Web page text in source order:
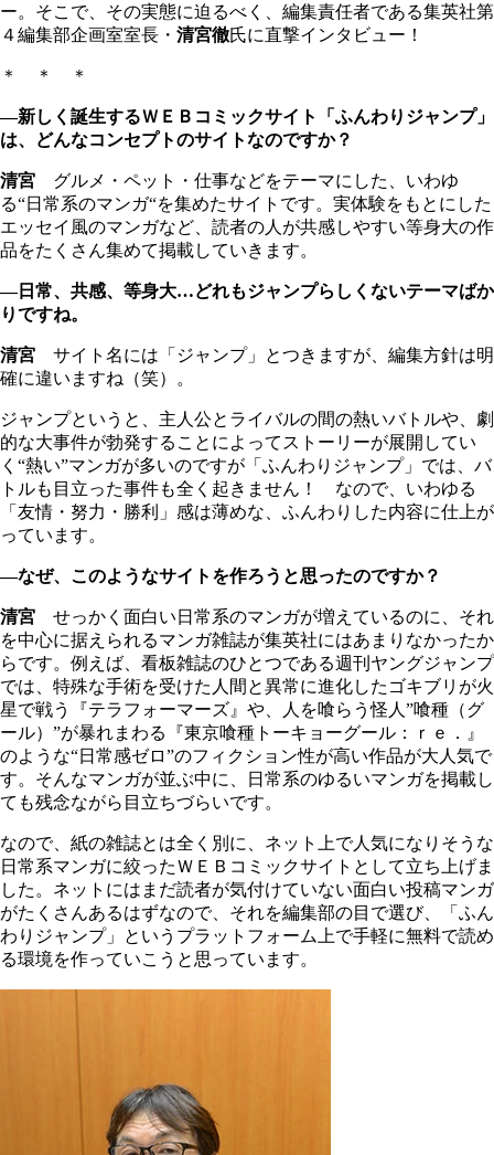
ー。そこで、その実態に迫るべく、編集責任者である集英社第
４編集部企画室室長・ 清宮徹氏に直撃インタビュー！
＊ ＊ ＊
―新しく誕生するＷＥＢコミックサイト「ふんわりジャンプ」
は、どんなコンセプトのサイトなのですか？
清宮 グルメ・ペット・仕事などをテーマにした、いわゆ
る“日常系のマンガ“を集めたサイトです。実体験をもとにした
エッセイ風のマンガなど、読者の人が共感しやすい等身大の作
品をたくさん集めて掲載していきます。
―日常、共感、等身大…どれもジャンプらしくないテーマばか
りですね。
清宮 サイト名には「ジャンプ」とつきますが、編集方針は明
確に違いますね（笑）。
ジャンプというと、主人公とライバルの間の熱いバトルや、劇
的な大事件が勃発することによってストーリーが展開してい
く“熱い”マンガが多いのですが「ふんわりジャンプ」では、バ
トルも目立った事件も全く起きません！ なので、いわゆる
「友情・努力・勝利」感は薄めな、ふんわりした内容に仕上が
っています。
―なぜ、このようなサイトを作ろうと思ったのですか？
清宮 せっかく面白い日常系のマンガが増えているのに、それ
を中心に据えられるマンガ雑誌が集英社にはあまりなかったか
らです。例えば、看板雑誌のひとつである週刊ヤングジャンプ
では、特殊な手術を受けた人間と異常に進化したゴキブリが火
星で戦う『テラフォーマーズ』や、人を喰らう怪人”喰種（グ
ール）”が暴れまわる『東京喰種トーキョーグール：ｒｅ．』
のような“日常感ゼロ”のフィクション性が高い作品が大人気で
す。そんなマンガが並ぶ中に、日常系のゆるいマンガを掲載し
ても残念ながら目立ちづらいです。
なので、紙の雑誌とは全く別に、ネット上で人気になりそうな
日常系マンガに絞ったＷＥＢコミックサイトとして立ち上げま
した。ネットにはまだ読者が気付けていない面白い投稿マンガ
がたくさんあるはずなので、それを編集部の目で選び、「ふん
わりジャンプ」というプラットフォーム上で手軽に無料で読め
る環境を作っていこうと思っています。